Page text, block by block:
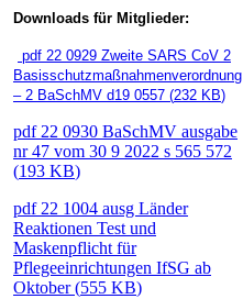
Downloads für Mitglieder:
pdf 22 0929 Zweite SARS CoV 2
Basisschutzmaßnahmenverordnung
– 2 BaSchMV d19 0557 (232 KB)
pdf22 0930 BaSchMV ausgabe
nr 47 vom 30 9 2022 s 565 572
(193 KB)
pdf22 1004 ausg Länder
Reaktionen Test und
Maskenpflicht für
Pflegeeinrichtungen IfSG ab
Oktober(555 KB)